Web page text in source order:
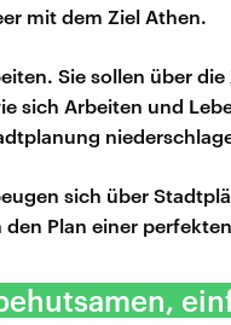
mit dem Ziel Athen.
Sie sollen über
sich Arbeiten und
sich über
Plan einer